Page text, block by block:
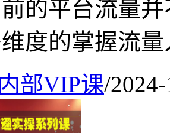
的平台流量
度的掌握流量
部VIP课/